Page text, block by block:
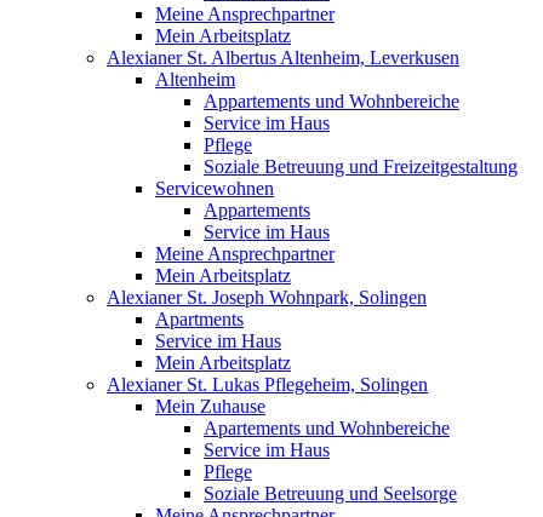
Meine Ansprechpartner
Mein Arbeitsplatz
Alexianer St. Albertus Altenheim, Leverkusen
Altenheim
Appartements und Wohnbereiche
Service im Haus
Pflege
Soziale Betreuung und Freizeitgestaltung
Servicewohnen
Appartements
Service im Haus
Meine Ansprechpartner
Mein Arbeitsplatz
Alexianer St. Joseph Wohnpark, Solingen
Apartments
Service im Haus
Mein Arbeitsplatz
Alexianer St. Lukas Pflegeheim, Solingen
Mein Zuhause
Apartements und Wohnbereiche
Service im Haus
Pflege
Soziale Betreuung und Seelsorge